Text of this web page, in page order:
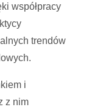
współpracy
trendów
i
z nim